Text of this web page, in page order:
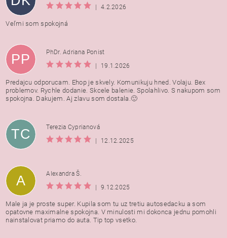
|
4.2.2026
Veľmi som spokojná
PP
PhDr. Adriana Ponist
|
19.1.2026
Predajcu odporucam. Ehop je skvely. Komunikuju hned. Volaju. Bex
problemov. Rychle dodanie. Skcele balenie. Spolahlivo. S nakupom som
spokojna. Dakujem. Aj zlavu som dostala.🙂
TC
Terezia Cyprianová
|
12.12.2025
A
Alexandra Š.
|
9.12.2025
Male ja je proste super. Kupila som tu uz tretiu autosedacku a som
opatovne maximalne spokojna. V minulosti mi dokonca jednu pomohli
nainstalovat priamo do auta. Tip top vsetko.